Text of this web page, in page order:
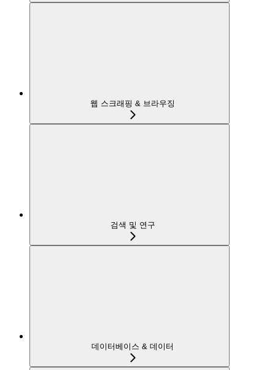
웹 스크래핑 & 브라우징
검색 및 연구
데이터베이스 & 데이터